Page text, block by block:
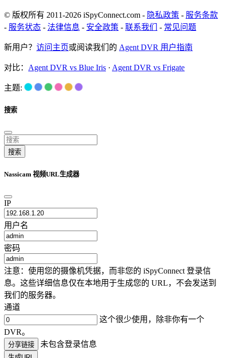
© 版权所有 2011-2026 iSpyConnect.com - 隐私政策 - 服务条款
- 服务状态 - 法律信息 - 安全政策 - 联系我们 - 常见问题
新用户？ 访问主页或阅读我们的 Agent DVR 用户指南
对比： Agent DVR vs Blue Iris · Agent DVR vs Frigate
主题:
搜索
搜索
Nassicam 视频URL生成器
IP
用户名
密码
注意：使用您的摄像机凭据，而非您的 iSpyConnect 登录信
息。这些详细信息仅在本地用于生成您的 URL，不会发送到
我们的服务器。
通道
这个很少使用，除非你有一个
DVR。
分享链接 未包含登录信息